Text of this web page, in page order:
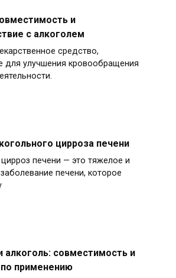
и
с алкоголем
средство,
для улучшения кровообращения
цирроза печени
печени — это тяжелое и
печени, которое
алкоголь: совместимость и
по применению